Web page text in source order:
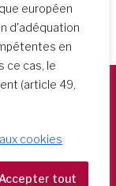
européen
d'adéquation
en
ce cas, le
(article 49,
cookies
Accepter tout
31 17